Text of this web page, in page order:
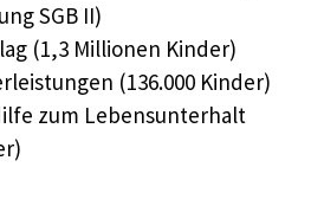
SGB II)
(1,3 Millionen Kinder)
(136.000 Kinder)
zum Lebensunterhalt